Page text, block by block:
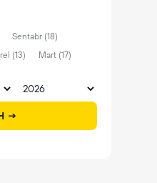
Sentabr (18)
(13)
Mart (17)
→